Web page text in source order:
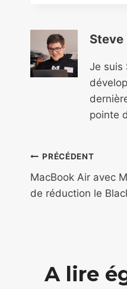
Steve
Je suis
pointe
de
PRÉCÉDENT
MacBook Air avec
de réduction le
A lire